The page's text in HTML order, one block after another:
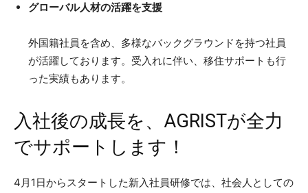
グローバル人材の活躍を支援
外国籍社員を含め、多様なバックグラウンドを持つ社員
が活躍しております。受入れに伴い、移住サポートも行
った実績もあります。
入社後の成長を、AGRISTが全力
でサポートします！
4月1日からスタートした新入社員研修では、社会人としての